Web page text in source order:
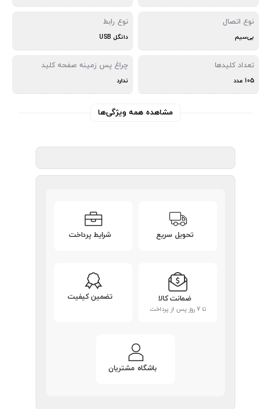
نوع اتصال
بی‌سیم
نوع رابط
دانگل USB
تعداد کلیدها
105 عدد
چراغ‌ پس زمینه صفحه کلید
ندارد
مشاهده همه ویژگی‌ها
تحویل سریع شرایط پرداخت
ضمانت کالا
تا 7 روز پس از پرداخت
تضمین کیفیت
باشگاه مشتریان